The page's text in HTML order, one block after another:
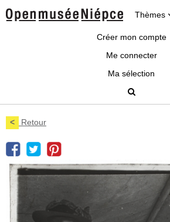
Thèmes
Créer mon compte
Me connecter
Ma sélection
< Retour